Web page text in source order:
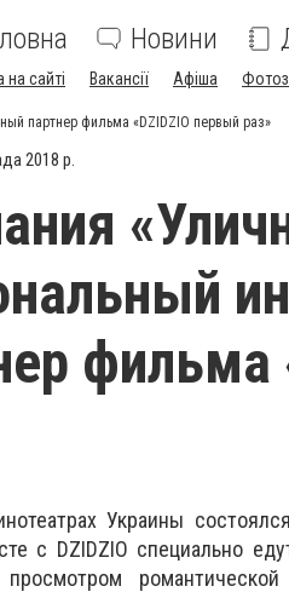
Новини
на сайті Вакансії Афіша
партнер фильма «DZIDZIO первый раз»
2018 р.
фильма
Украины
с DZIDZIO специально
просмотром